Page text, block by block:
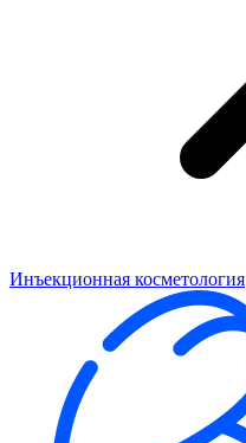
Инъекционная косметология